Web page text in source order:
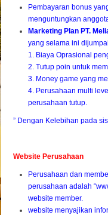
Pembayaran bonus
menguntungkan
Marketing Plan PT.
yang selama ini
1. Biaya Oprasional
2. Tutup poin untuk
3. Money game yang
4. Perusahaan multi
perusahaan tutup.
” Dengan Kelebihan pada
Website Perusahaan
Perusahaan dan
perusahaan adalah
website member.
website menyajikan